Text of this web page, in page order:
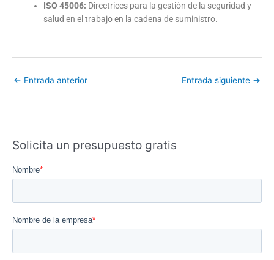
ISO 45006: Directrices para la gestión de la seguridad y
salud en el trabajo en la cadena de suministro.
← Entrada anterior Entrada siguiente →
Solicita un presupuesto gratis